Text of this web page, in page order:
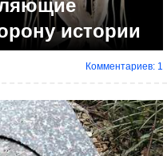
истории
Комментариев: 1